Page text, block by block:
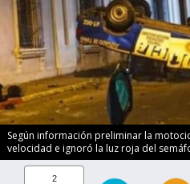
Según información preliminar la
velocidad e ignoró la luz roja del
2